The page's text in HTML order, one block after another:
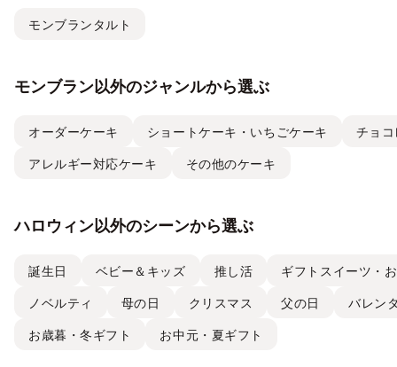
モンブランタルト
モンブラン以外のジャンルから選ぶ
オーダーケーキ ショートケーキ・いちごケーキ チョ
アレルギー対応ケーキ その他のケーキ
ハロウィン以外のシーンから選ぶ
誕生日 ベビー＆キッズ 推し活 ギフトスイーツ・
ノベルティ 母の日 クリスマス 父の日 バレン
お歳暮・冬ギフト お中元・夏ギフト